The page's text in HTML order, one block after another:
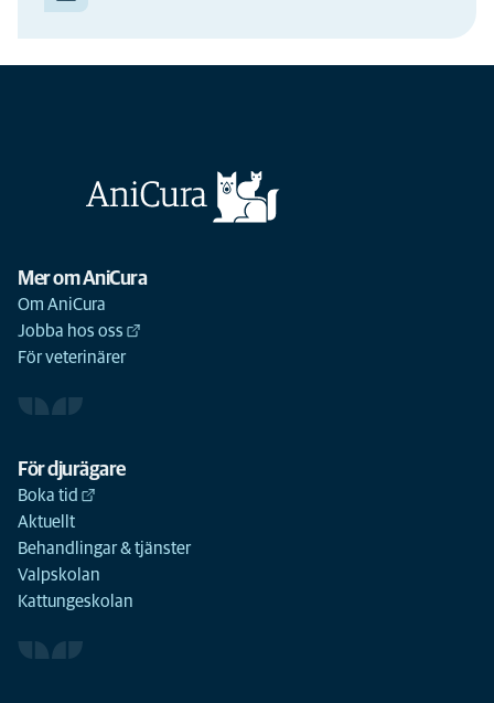
Mer om AniCura
Om AniCura
Jobba hos oss
För veterinärer
För djurägare
Boka tid
Aktuellt
Behandlingar & tjänster
Valpskolan
Kattungeskolan